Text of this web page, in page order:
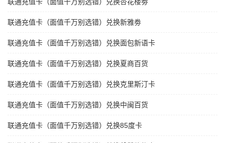
联通充值卡（面值千万别选错）兑换新雅劵
联通充值卡（面值千万别选错）兑换面包新语卡
联通充值卡（面值千万别选错）兑换夏商百货
联通充值卡（面值千万别选错）兑换克里斯汀卡
联通充值卡（面值千万别选错）兑换中闽百货
联通充值卡（面值千万别选错）兑换85度卡